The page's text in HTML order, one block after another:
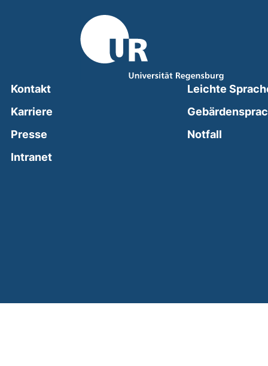
Kontakt
Karriere
Presse
Intranet(external link, opens in a new window)
Leichte
Notfall